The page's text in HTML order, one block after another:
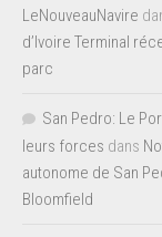
LeNouveauNavire
d’Ivoire Terminal
parc
San Pedro: Le
leurs forces dans
autonome de San
Bloomfield